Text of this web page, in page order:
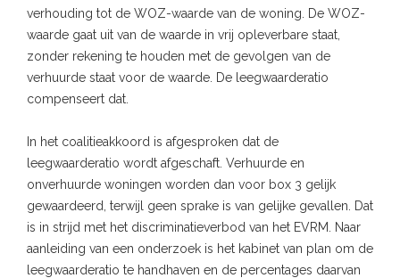
verhouding tot de WOZ-waarde van de woning. De WOZ-
waarde gaat uit van de waarde in vrij opleverbare staat,
zonder rekening te houden met de gevolgen van de
verhuurde staat voor de waarde. De leegwaarderatio
compenseert dat.
In het coalitieakkoord is afgesproken dat de
leegwaarderatio wordt afgeschaft. Verhuurde en
onverhuurde woningen worden dan voor box 3 gelijk
gewaardeerd, terwijl geen sprake is van gelijke gevallen. Dat
is in strijd met het discriminatieverbod van het EVRM. Naar
aanleiding van een onderzoek is het kabinet van plan om de
leegwaarderatio te handhaven en de percentages daarvan